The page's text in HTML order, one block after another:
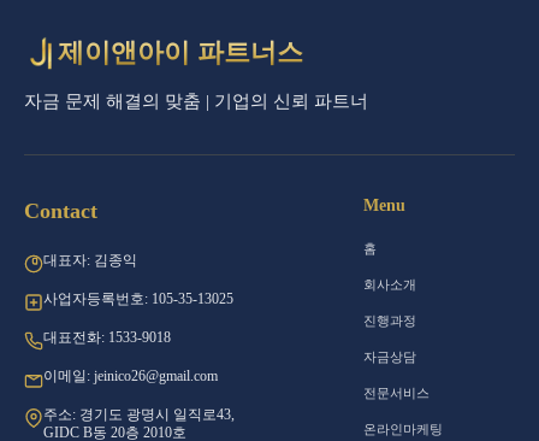
제이앤아이 파트너스
자금 문제 해결의 맞춤 | 기업의 신뢰 파트너
Contact
대표자: 김종익
사업자등록번호: 105-35-13025
대표전화: 1533-9018
이메일: jeinico26@gmail.com
주소: 경기도 광명시 일직로43,
GIDC B동 20층 2010호
Menu
홈
회사소개
진행과정
자금상담
전문서비스
온라인마케팅